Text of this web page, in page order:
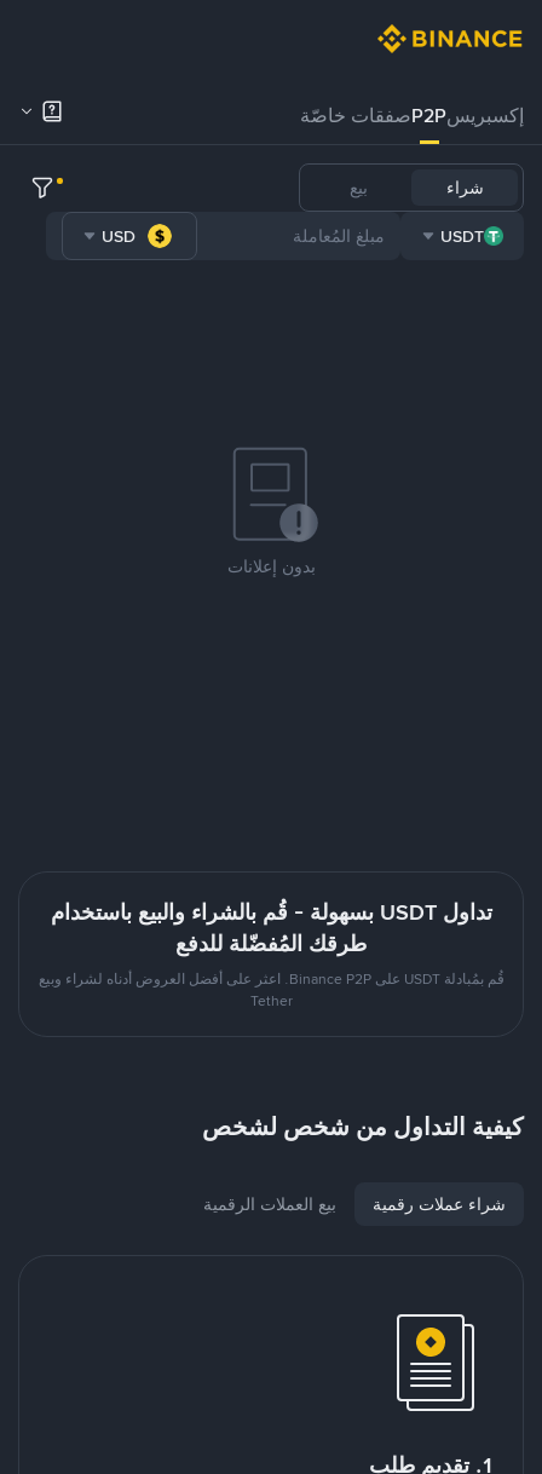
إكسبريسP2Pصفقات خاصّة
شراء بيع
USDT
USD
بدون إعلانات
تداول USDT بسهولة - قُم بالشراء والبيع باستخدام
طرقك المُفضّلة للدفع
قُم بمُبادلة USDT على Binance P2P. اعثر على أفضل العروض أدناه لشراء وبيع
Tether
كيفية التداول من شخص لشخص
شراء عملات رقمية بيع العملات الرقمية
1. تقديم طلب